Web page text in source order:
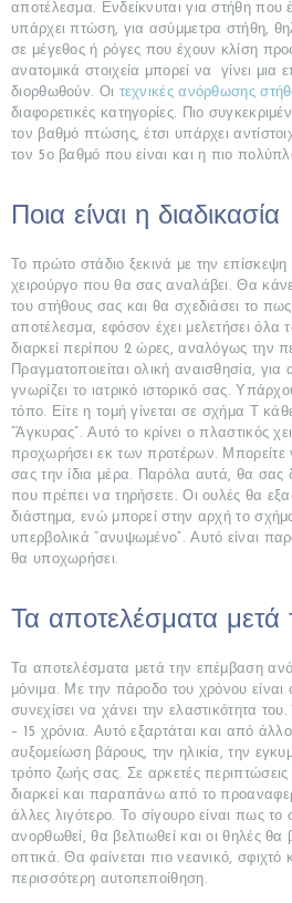
ΑΡΧΙΚΉ
ΜΕ
ΕΠΕΜΒΆΣΕΙΣ
ΓΝΩΡΊΣΤΕ
ΤΟΥΣ
ΓΙΑΤΡΟΎΣ
ΜΑΣ
BLOG
αποτέλεσμα. Ενδείκνυται για στήθη που
υπάρχει πτώση, για ασύμμετρα στήθη,
σε μέγεθος ή ρόγες που έχουν κλίση
ανατομικά στοιχεία μπορεί να γίνει μια
διορθωθούν. Οι τεχνικές ανόρθωσης
διαφορετικές κατηγορίες. Πιο
τον βαθμό πτώσης, έτσι υπάρχει
τον 5ο βαθμό που είναι και η πιο
Ποια είναι η διαδικασία
Το πρώτο στάδιο ξεκινά με την
χειρούργο που θα σας αναλάβει. Θα
του στήθους σας και θα σχεδιάσει το πως
αποτέλεσμα, εφόσον έχει μελετήσει
διαρκεί περίπου 2 ώρες, αναλόγως την
Πραγματοποιείται ολική αναισθησία, για
γνωρίζει το ιατρικό ιστορικό σας.
τόπο. Είτε η τομή γίνεται σε σχήμα Τ
“Άγκυρας”. Αυτό το κρίνει ο πλαστικός
προχωρήσει εκ των προτέρων. Μπορείτε
σας την ίδια μέρα. Παρόλα αυτά, θα σας
που πρέπει να τηρήσετε. Οι ουλές θα
διάστημα, ενώ μπορεί στην αρχή το
υπερβολικά “ανυψωμένο”. Αυτό είναι
θα υποχωρήσει.
Τα αποτελέσματα
Τα αποτελέσματα μετά την επέμβαση
μόνιμα. Με την πάροδο του χρόνου είναι
συνεχίσει να χάνει την ελαστικότητα
– 15 χρόνια. Αυτό εξαρτάται και από
αυξομείωση βάρους, την ηλικία, την
τρόπο ζωής σας. Σε αρκετές
διαρκεί και παραπάνω από το
άλλες λιγότερο. Το σίγουρο είναι πως
ανορθωθεί, θα βελτιωθεί και οι θηλές θα
οπτικά. Θα φαίνεται πιο νεανικό, σφιχτό
περισσότερη αυτοπεποίθηση.